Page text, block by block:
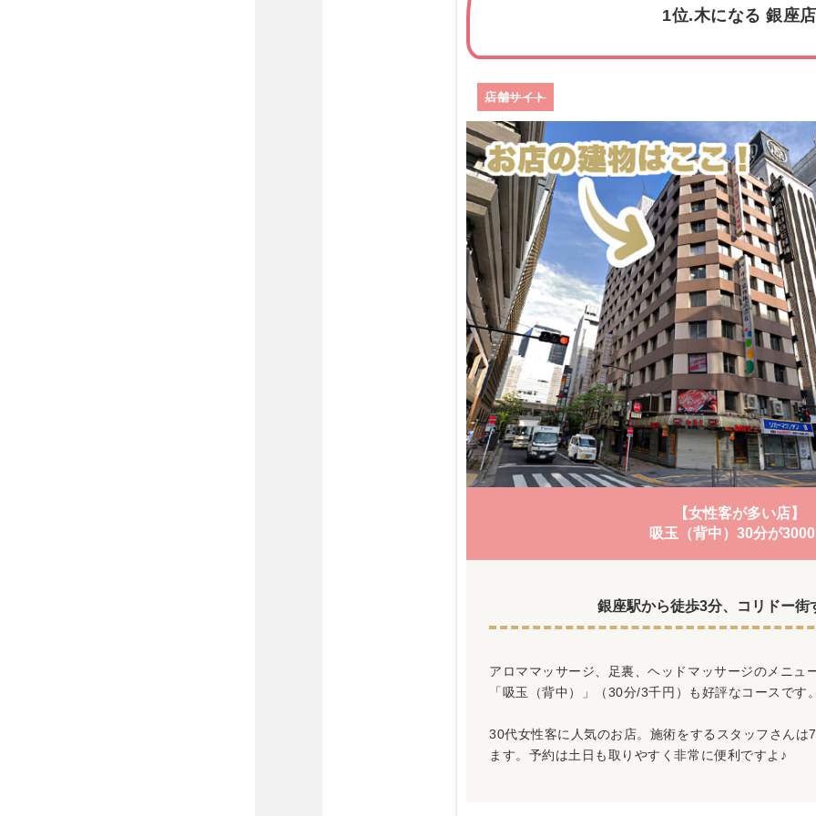
1位.木になる 銀座店
店舗サイト
【女性客が多い店】
吸玉（背中）30分が
銀座駅から徒歩3分、コリドー街
アロママッサージ、足裏、ヘッドマッサージのメニュ
「吸玉（背中）」（30分/3千円）も好評なコースです
30代女性客に人気のお店。施術をするスタッフさんは
ます。予約は土日も取りやすく非常に便利ですよ♪